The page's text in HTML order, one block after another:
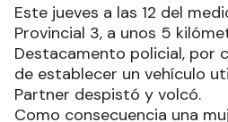
Este jueves a las 12 del
Provincial 3, a unos 5
Destacamento policial, por
de establecer un vehículo
Partner despistó y volcó.
Como consecuencia una